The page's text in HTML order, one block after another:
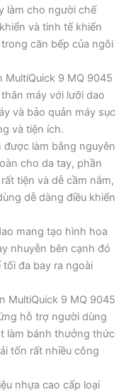
làm cho người chế
và tinh tế khiến
căn bếp của ngôi
MultiQuick 9 MQ 9045
máy với lưỡi dao
và bảo quản máy sục
và tiện ích.
được làm bằng nguyên
cho da tay, phần
tiện và dễ cầm nắm,
dễ dàng điều khiển
mang tạo hình hoa
nhuyễn bên cạnh đó
đa bay ra ngoài
MultiQuick 9 MQ 9045
hỗ trợ người dùng
làm bánh thưởng thức
tốn rất nhiều công
nhựa cao cấp loại